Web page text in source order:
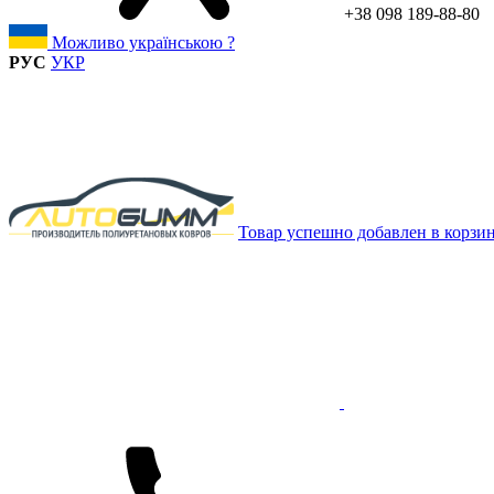
+38 098 189-88-80
Можливо українською ?
РУС УКР
Товар успешно добавлен в